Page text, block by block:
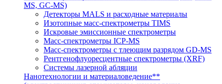
MS, GC-MS)
Детекторы MALS и расходные материалы
Изотопные масс-спектрометры TIMS
Искровые эмиссионные спектрометры
Масс-спектрометры ICP-MS
Масс-спектрометры с тлеющим разрядом GD-MS
Рентгенофлуоресцентные спектрометры (XRF)
Системы лазерной абляции
Нанотехнологии и материаловедение**